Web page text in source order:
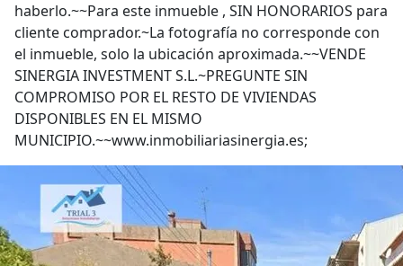
haberlo.~~Para este inmueble , SIN HONORARIOS para
cliente comprador.~La fotografía no corresponde con
el inmueble, solo la ubicación aproximada.~~VENDE
SINERGIA INVESTMENT S.L.~PREGUNTE SIN
COMPROMISO POR EL RESTO DE VIVIENDAS
DISPONIBLES EN EL MISMO
MUNICIPIO.~~www.inmobiliariasinergia.es;